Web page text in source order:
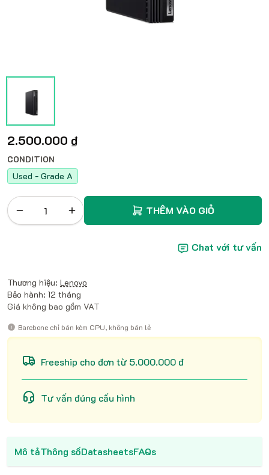
2.500.000 ₫
CONDITION
Used - Grade A
THÊM VÀO GIỎ
Chat với tư vấn
Thương hiệu: Lenovo
Bảo hành: 12 tháng
Giá không bao gồm VAT
Barebone chỉ bán kèm CPU, không bán lẻ
Freeship cho đơn từ 5.000.000 đ
Tư vấn đúng cấu hình
Mô tảThông sốDatasheetsFAQs